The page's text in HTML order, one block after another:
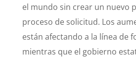
el mundo sin crear un nuevo
proceso de solicitud. Los
están afectando a la línea de
mientras que el gobierno